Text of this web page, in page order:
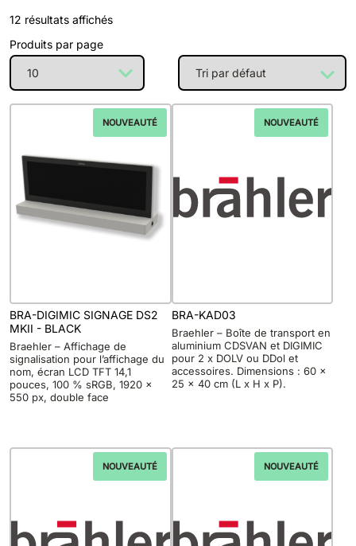
12 résultats affichés
Produits par page
NOUVEAUTÉ
BRA-DIGIMIC SIGNAGE DS2
MKII - BLACK
Braehler – Affichage de
signalisation pour l’affichage du
nom, écran LCD TFT 14,1
pouces, 100 % sRGB, 1920 x
550 px, double face
NOUVEAUTÉ
BRA-KAD03
Braehler – Boîte de transport en
aluminium CDSVAN et DIGIMIC
pour 2 x DOLV ou DDol et
accessoires. Dimensions : 60 x
25 x 40 cm (L x H x P).
NOUVEAUTÉ NOUVEAUTÉ